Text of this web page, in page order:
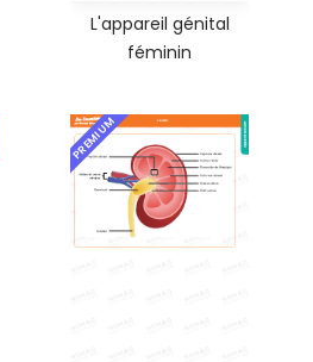
L'appareil génital
féminin
PREMIUM